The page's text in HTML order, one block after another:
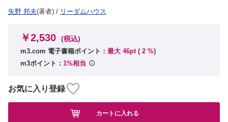
矢野 邦夫(著者) / リーダムハウス
￥2,530 (税込)
m3.com 電子書籍ポイント： 最大 46pt ( 2 %)
m3ポイント： 1%相当
お気に入り登録
カートに入れる